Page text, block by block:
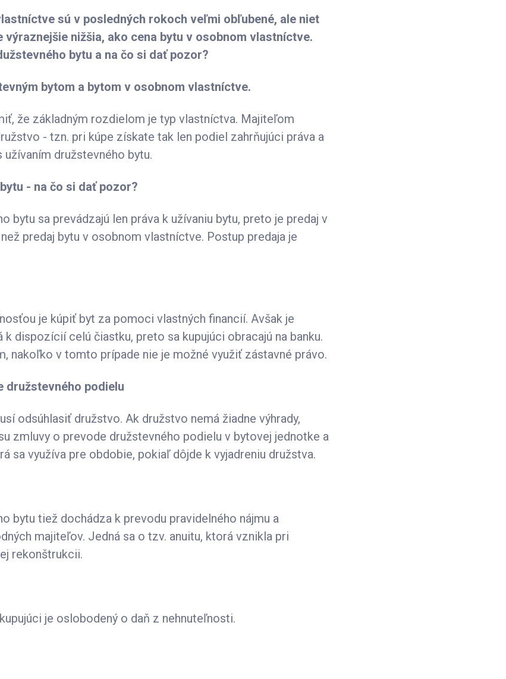
sú v posledných rokoch veľmi obľubené, ale niet
výraznejšie nižšia, ako cena bytu v osobnom vlastníctve.
bytu a na čo si dať pozor?
bytom a bytom v osobnom vlastníctve.
že základným rozdielom je typ vlastníctva. Majiteľom
- tzn. pri kúpe získate tak len podiel zahrňujúci práva a
družstevného bytu.
- na čo si dať pozor?
bytu sa prevádzajú len práva k užívaniu bytu, preto je predaj v
predaj bytu v osobnom vlastníctve. Postup predaja je
je kúpiť byt za pomoci vlastných financií. Avšak je
dispozícií celú čiastku, preto sa kupujúci obracajú na banku.
nakoľko v tomto prípade nie je možné využiť zástavné právo.
družstevného podielu
odsúhlasiť družstvo. Ak družstvo nemá žiadne výhrady,
zmluvy o prevode družstevného podielu v bytovej jednotke a
sa využíva pre obdobie, pokiaľ dôjde k vyjadreniu družstva.
bytu tiež dochádza k prevodu pravidelného nájmu a
majiteľov. Jedná sa o tzv. anuitu, ktorá vznikla pri
rekonštrukcii.
je oslobodený o daň z nehnuteľnosti.